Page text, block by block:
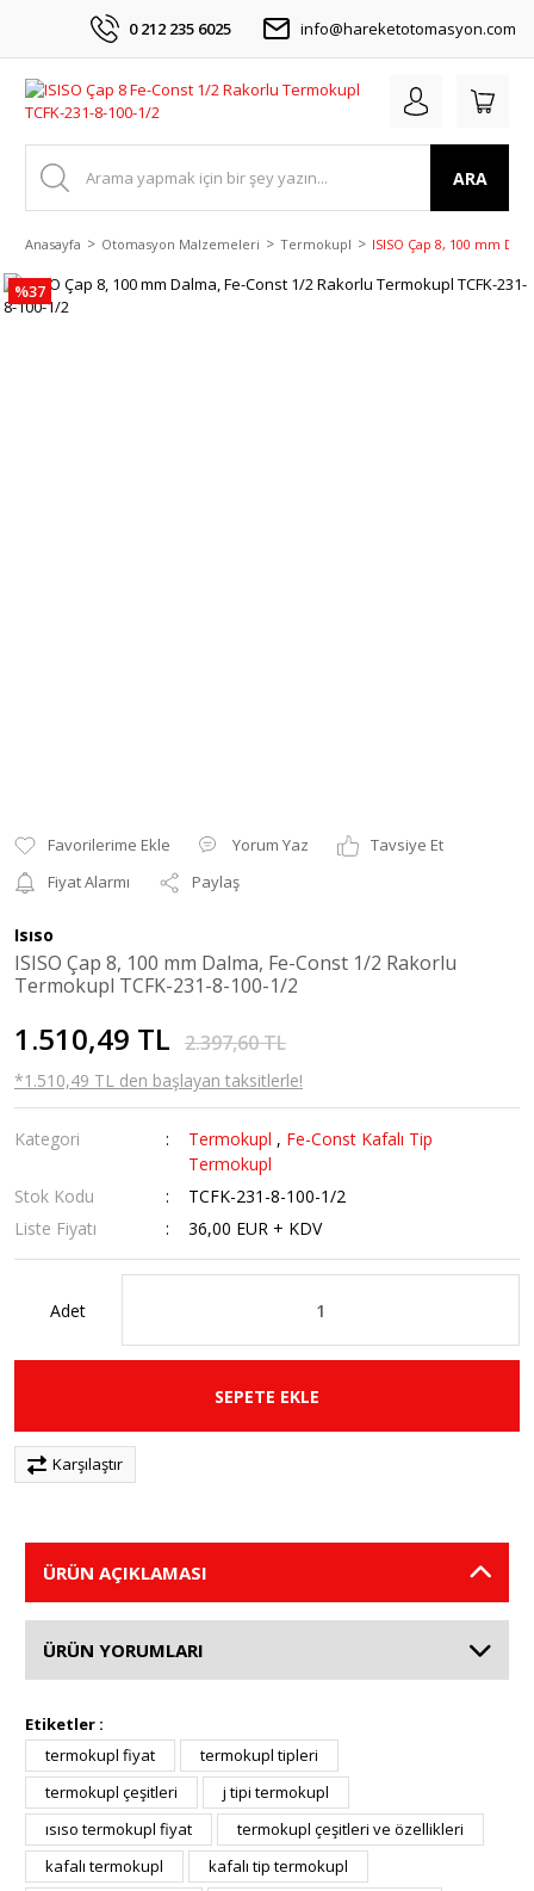
0 212 235 6025 info@hareketotomasyon.com
ARA
Anasayfa Otomasyon Malzemeleri Termokupl ISISO Çap 8, 100 mm
%37
Yorum Yaz
Tavsiye Et
Fiyat Alarmı
Paylaş
Isıso
ISISO Çap 8, 100 mm Dalma, Fe-Const 1/2 Rakorlu
Termokupl TCFK-231-8-100-1/2
1.510,49 TL 2.397,60 TL
*1.510,49 TL den başlayan taksitlerle!
Kategori Termokupl , Fe-Const Kafalı Tip
Termokupl
Stok Kodu
TCFK-231-8-100-1/2
Liste Fiyatı
36,00 EUR + KDV
Adet
SEPETE EKLE
Karşılaştır
ÜRÜN AÇIKLAMASI
ÜRÜN YORUMLARI
Etiketler :
termokupl fiyat
termokupl tipleri
termokupl çeşitleri
j tipi termokupl
ısıso termokupl fiyat
termokupl çeşitleri ve özellikleri
kafalı termokupl
kafalı tip termokupl